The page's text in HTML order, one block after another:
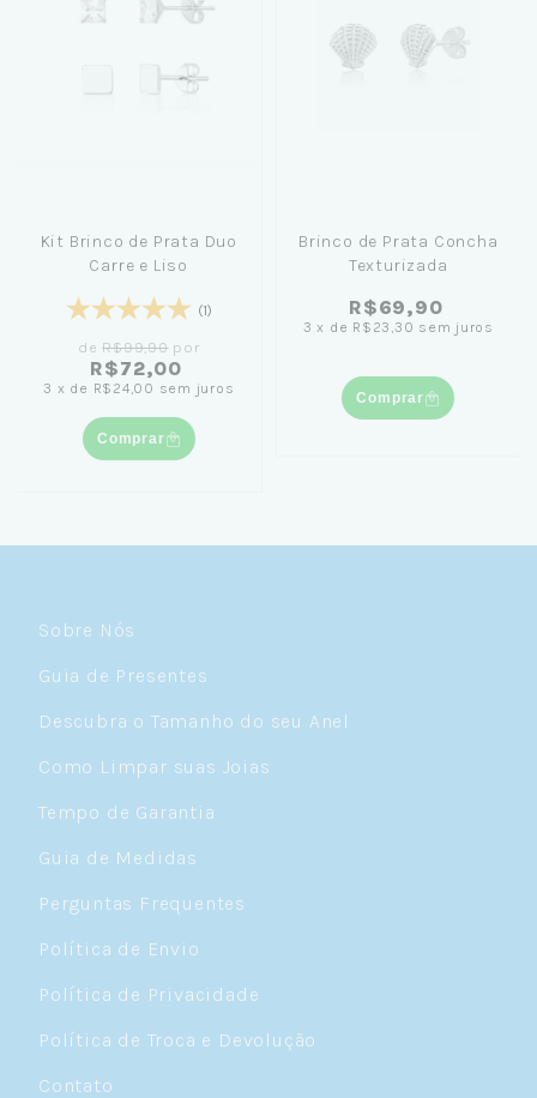
Kit Brinco de Prata Duo
Carre e Liso
(1)
deR$99,90por
R$72,00
3 x de R$24,00 sem juros
Comprar
Brinco de Prata Concha
Texturizada
R$69,90
3 x de R$23,30 sem juros
Comprar
Sobre Nós
Guia de Presentes
Descubra o Tamanho do seu Anel
Como Limpar suas Joias
Tempo de Garantia
Guia de Medidas
Perguntas Frequentes
Política de Envio
Política de Privacidade
Política de Troca e Devolução
Contato